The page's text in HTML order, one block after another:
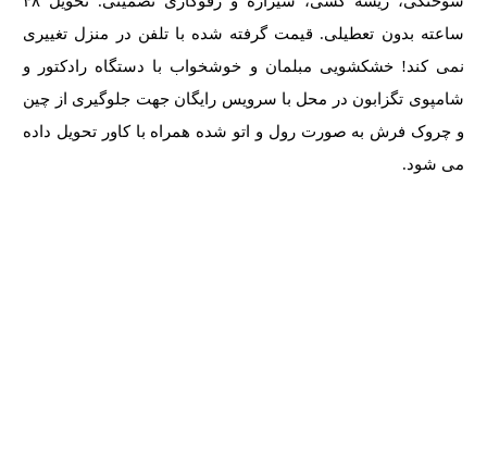
ساعته بدون تعطیلی. قیمت گرفته شده با تلفن در منزل تغییری
نمی کند! خشکشویی مبلمان و خوشخواب با دستگاه رادکتور و
شامپوی تگزابون در محل با سرویس رایگان جهت جلوگیری از چین
و چروک فرش به صورت رول و اتو شده همراه با کاور تحویل داده
می شود.